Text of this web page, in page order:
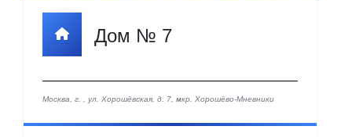
Дом № 7
Москва, г. , ул. Хорошёвская, д. 7, мкр. Хорошёво-Мневники